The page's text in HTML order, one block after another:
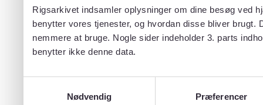
Rigsarkivet indsamler oplysninger om dine besøg ved
benytter vores tjenester, og hvordan disse bliver
nemmere at bruge. Nogle sider indeholder 3. parts
benytter ikke denne data.
Nødvendig
Præferencer